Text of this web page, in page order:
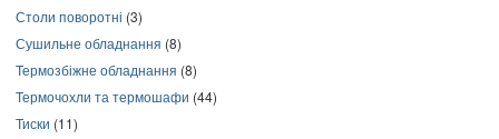
Столи поворотні (3)
Сушильне обладнання (8)
Термозбіжне обладнання (8)
Термочохли та термошафи (44)
Тиски (11)